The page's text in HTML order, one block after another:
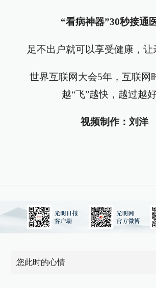
“看病神器”30秒接通
足不出户就可以享受健康，
世界互联网大会5年，互联网
越“飞”越快，越过越好
视频制作：刘洋
您此时的心情